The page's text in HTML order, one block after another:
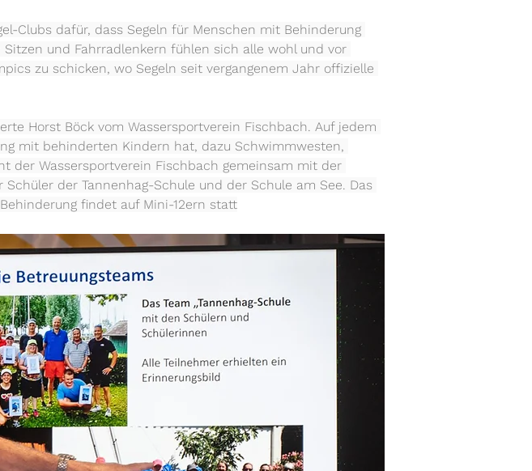
Clubs dafür, dass Segeln für Menschen mit Behinderung
und Fahrradlenkern fühlen sich alle wohl und vor
zu schicken, wo Segeln seit vergangenem Jahr offizielle
Horst Böck vom Wassersportverein Fischbach. Auf jedem
mit behinderten Kindern hat, dazu Schwimmwesten,
der Wassersportverein Fischbach gemeinsam mit der
der Tannenhag-Schule und der Schule am See. Das
findet auf Mini-12ern statt